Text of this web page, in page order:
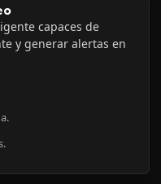
capaces de
y generar alertas en